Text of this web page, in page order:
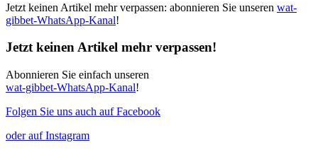
Jetzt keinen Artikel mehr verpassen: abonnieren Sie unseren wat-
gibbet-WhatsApp-Kanal!
Jetzt keinen Artikel mehr verpassen!
Abonnieren Sie einfach unseren
wat-gibbet-WhatsApp-Kanal!
Folgen Sie uns auch auf Facebook
oder auf Instagram